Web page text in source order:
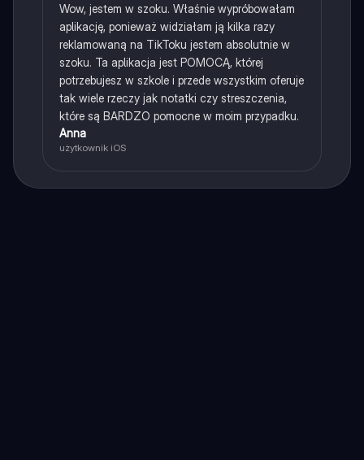
Wow, jestem w szoku. Właśnie wypróbowałam
aplikację, ponieważ widziałam ją kilka razy
reklamowaną na TikToku jestem absolutnie w
szoku. Ta aplikacja jest POMOCĄ, której
potrzebujesz w szkole i przede wszystkim oferuje
tak wiele rzeczy jak notatki czy streszczenia,
które są BARDZO pomocne w moim przypadku.
Anna
użytkownik iOS